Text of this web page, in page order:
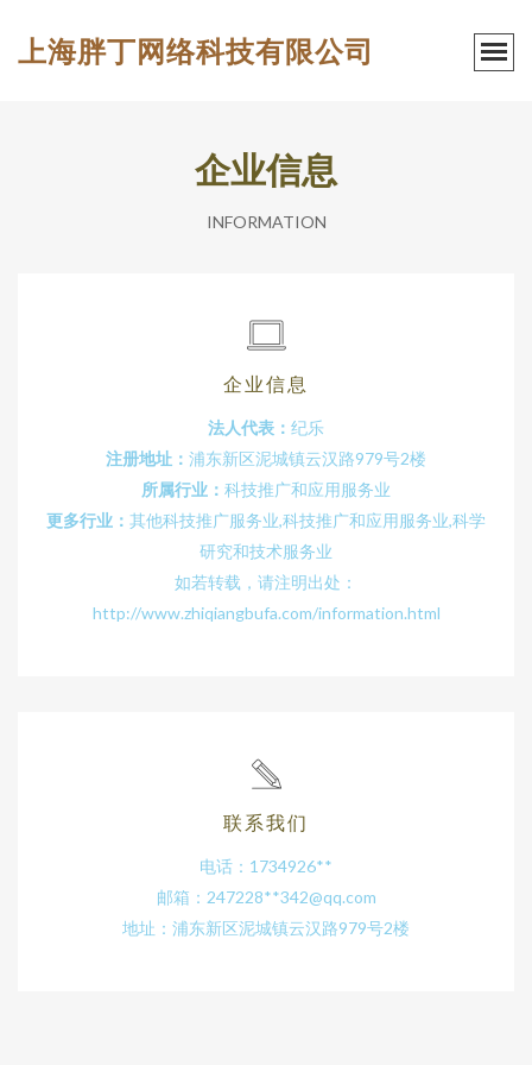
上海胖丁网络科技有限公司
企业信息
INFORMATION
企业信息
法人代表： 纪乐
注册地址： 浦东新区泥城镇云汉路979号2楼
所属行业： 科技推广和应用服务业
更多行业： 其他科技推广服务业,科技推广和应用服务业,科学
研究和技术服务业
如若转载，请注明出处：
http://www.zhiqiangbufa.com/information.html
联系我们
电话：1734926**
邮箱：247228**342@qq.com
地址：浦东新区泥城镇云汉路979号2楼